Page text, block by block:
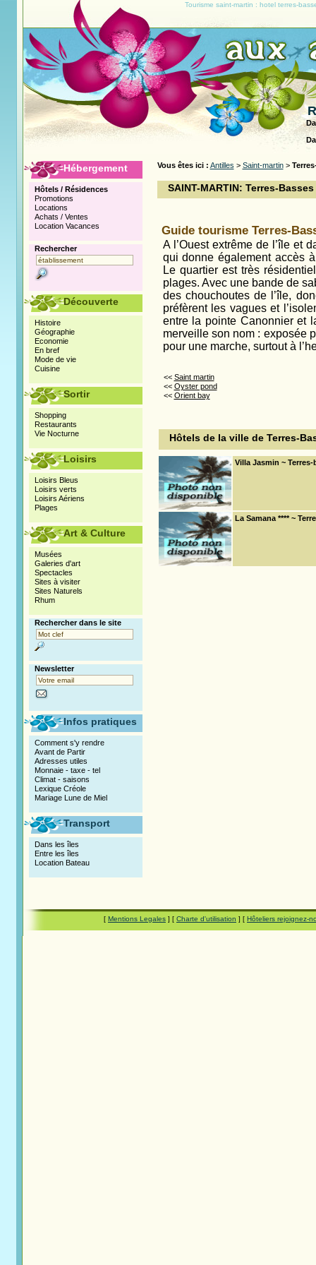
Tourisme saint-martin : hotel terres-
Vous êtes ici : Antilles > Saint-martin>
SAINT-MARTIN: Terres-Basses
Guide tourisme Terres-
A l’Ouest extrême de l’île et
qui donne également accès
Le quartier est très
plages. Avec une bande de
des chouchoutes de l’île,
préfèrent les vagues et
entre la pointe Canonnier et
merveille son nom : exposée
pour une marche, surtout à
<< Saint martin
<< Oyster pond
<< Orient bay
Hôtels de la ville de Terres-
Villa Jasmin ~ Terres-
La Samana **** ~
Hébergement
Hôtels / Résidences
Promotions
Locations
Achats / Ventes
Location Vacances
Rechercher
Découverte
Histoire
Géographie
Economie
En bref
Mode de vie
Cuisine
Sortir
Shopping
Restaurants
Vie Nocturne
Loisirs
Loisirs Bleus
Loisirs verts
Loisirs Aériens
Plages
Art & Culture
Musées
Galeries d'art
Spectacles
Sites à visiter
Sites Naturels
Rhum
Rechercher dans le site
Newsletter
Infos pratiques
Comment s'y rendre
Avant de Partir
Adresses utiles
Monnaie - taxe - tel
Climat - saisons
Lexique Créole
Mariage Lune de Miel
Transport
Dans les îles
Entre les îles
Location Bateau
[ Mentions Legales ] [ Charte d'utilisation ] [ Hôteliers rejoignez-